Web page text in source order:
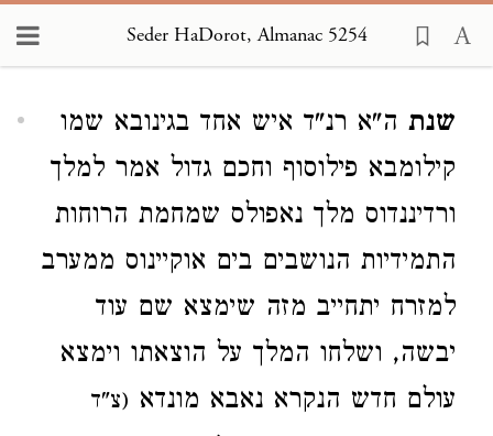
Seder HaDorot, Almanac 5254
שנת ה"א רנ"ד איש אחד בגינובא שמו
קילומבא פילוסוף וחכם גדול אמר למלך
ורדיננדוס מלך נאפולס שמחמת הרוחות
התמידיות הנושבים בים אוקיינוס ממערב
למזרח יתחייב מזה שימצא שם עוד
יבשה, ושלחו המלך על הוצאתו וימצא
עולם חדש הנקרא נאבא מונדא (צ"ד